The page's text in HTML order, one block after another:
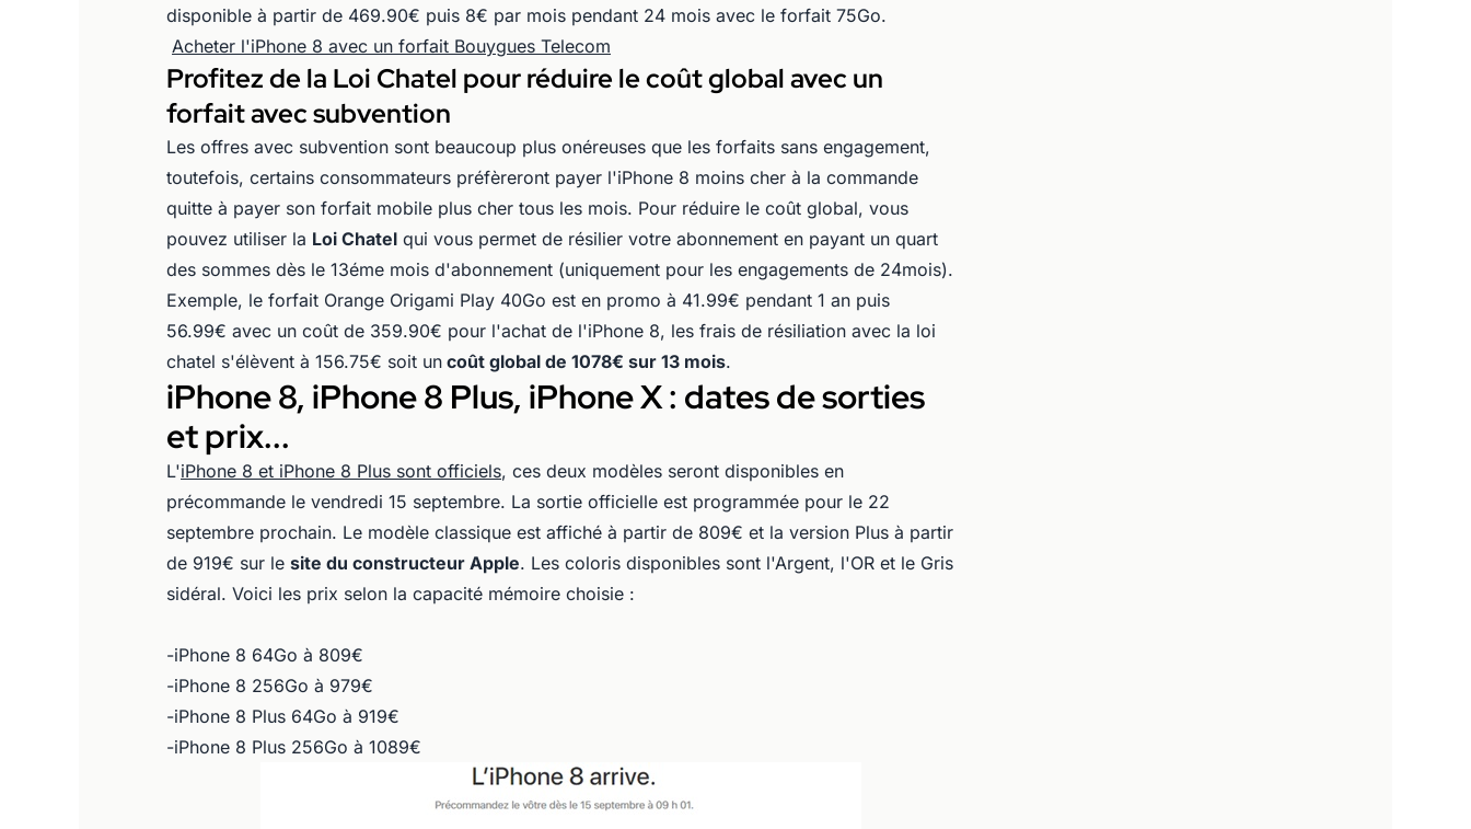
disponible à partir de 469.90€ puis 8€ par mois pendant 24 mois avec le forfait 75Go.
Acheter l'iPhone 8 avec un forfait Bouygues Telecom
Profitez de la Loi Chatel pour réduire le coût global avec un
forfait avec subvention
Les offres avec subvention sont beaucoup plus onéreuses que les forfaits sans engagement,
toutefois, certains consommateurs préfèreront payer l'iPhone 8 moins cher à la commande
quitte à payer son forfait mobile plus cher tous les mois. Pour réduire le coût global, vous
pouvez utiliser la Loi Chatel qui vous permet de résilier votre abonnement en payant un quart
des sommes dès le 13éme mois d'abonnement (uniquement pour les engagements de 24mois).
Exemple, le forfait Orange Origami Play 40Go est en promo à 41.99€ pendant 1 an puis
56.99€ avec un coût de 359.90€ pour l'achat de l'iPhone 8, les frais de résiliation avec la loi
chatel s'élèvent à 156.75€ soit un coût global de 1078€ sur 13 mois.
iPhone 8, iPhone 8 Plus, iPhone X : dates de sorties
et prix...
L'iPhone 8 et iPhone 8 Plus sont officiels, ces deux modèles seront disponibles en
précommande le vendredi 15 septembre. La sortie officielle est programmée pour le 22
septembre prochain. Le modèle classique est affiché à partir de 809€ et la version Plus à partir
de 919€ sur le site du constructeur Apple. Les coloris disponibles sont l'Argent, l'OR et le Gris
sidéral. Voici les prix selon la capacité mémoire choisie :
-iPhone 8 64Go à 809€
-iPhone 8 256Go à 979€
-iPhone 8 Plus 64Go à 919€
-iPhone 8 Plus 256Go à 1089€